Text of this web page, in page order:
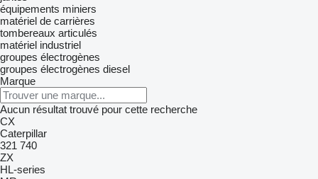
équipements miniers
matériel de carrières
tombereaux articulés
matériel industriel
groupes électrogènes
groupes électrogènes diesel
Marque
Aucun résultat trouvé pour cette recherche
CX
Caterpillar
321 740
ZX
HL-series